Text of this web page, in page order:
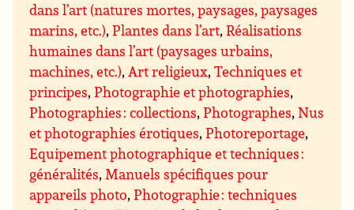
dans l’art (natures mortes, paysages, paysages
marins, etc.),Plantes dans l’art,Réalisations
humaines dans l’art (paysages urbains,
machines, etc.),Art religieux,Techniques et
principes,Photographie et photographies,
Photographies : collections,Photographes,Nus
et photographies érotiques,Photoreportage,
Equipement photographique et techniques :
généralités,Manuels spécifiques pour
appareils photo,Photographie : techniques